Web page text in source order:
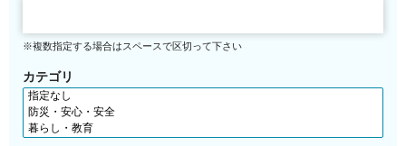
※複数指定する場合はスペースで区切って下さい
カテゴリ